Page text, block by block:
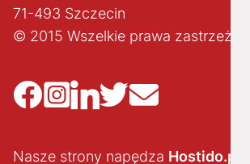
71-493 Szczecin
© 2015 Wszelkie prawa zastrzeżone
Nasze strony napędza Hostido.pl